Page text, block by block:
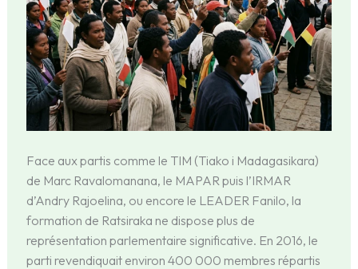
Face aux partis comme le TIM (Tiako i Madagasikara)
de Marc Ravalomanana, le MAPAR puis l’IRMAR
d’Andry Rajoelina, ou encore le LEADER Fanilo, la
formation de Ratsiraka ne dispose plus de
représentation parlementaire significative. En 2016, le
parti revendiquait environ 400 000 membres répartis